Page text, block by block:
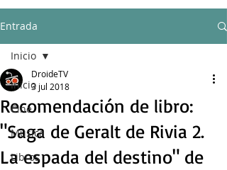
Entrada
Inicio
Cine
Música
Libros
Inicio
Recomendación de libro:
"Saga de Geralt de Rivia 2.
La espada del destino" de
DroideTV
3 jul 2018